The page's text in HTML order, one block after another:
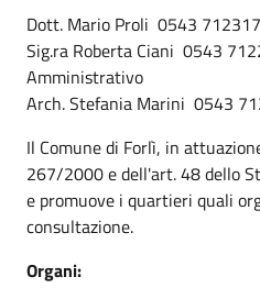
Dott. Mario Proli 0543
Sig.ra Roberta Ciani 0543
Amministrativo
Arch. Stefania Marini 0543
Il Comune di Forlì, in
267/2000 e dell'art. 48 dello
e promuove i quartieri quali
consultazione.
Organi: